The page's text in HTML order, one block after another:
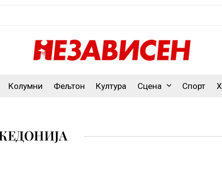
Колумни Фељтон Култура Сцена Спорт